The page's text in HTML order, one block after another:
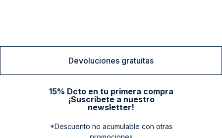
Devoluciones gratuitas
15% Dcto en tu primera compra
¡Suscribete a nuestro
newsletter!
*Descuento no acumulable con otras